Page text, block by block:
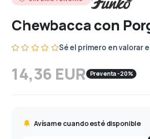
Chewbacca con
Sé el primero en valorar
14,36 EUR Preventa -20%
Avísame cuando esté disponible